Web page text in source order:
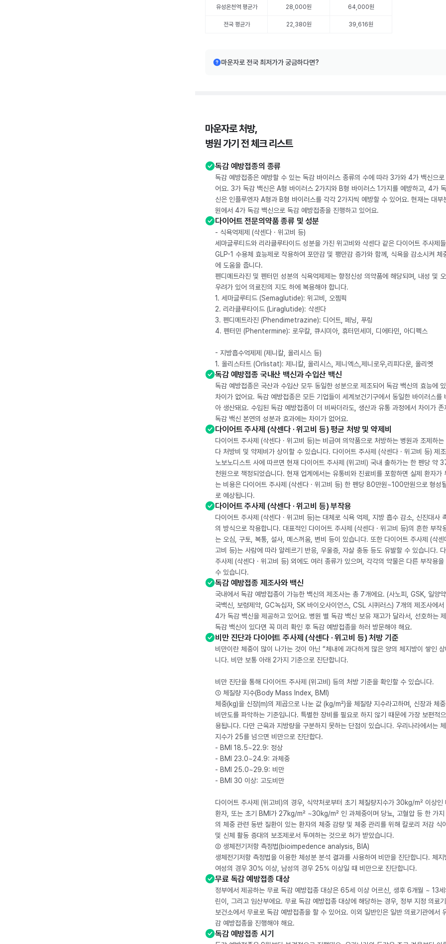
유성온천역평균가 28,000원 64,000원
전국 평균가 22,380원 39,616원
마운자로 전국 최저가가 궁금하다면?
마운자로 처방,
병원 가기 전 체크 리스트
독감 예방접종의 종류
독감 예방접종은 예방할 수 있는 독감 바이러스 종류의 수에 따라 3가와 4가 백신으로
어요. 3가 독감 백신은 A형 바이러스 2가지와 B형 바이러스 1가지를 예방하고, 4가
신은 인플루엔자 A형과 B형 바이러스를 각각 2가지씩 예방할 수 있어요. 현재는 대부
원에서 4가 독감 백신으로 독감 예방접종을 진행하고 있어요.
다이어트 전문의약품 종류 및 성분
- 식욕억제제 (삭센다 · 위고비 등)
세마글루티드와 리라클루타이드 성분을 가진 위고비와 삭센다 같은 다이어트 주사제
GLP-1 수용체 효능제로 작용하여 포만감 및 팽만감 증가와 함께, 식욕을 감소시켜 체
에 도움을 줍니다.
펜디메트라진 및 펜터민 성분의 식욕억제제는 향정신성 의약품에 해당되며, 내성 및
우려가 있어 의료진의 지도 하에 복용해야 합니다.
1. 세마글루티드 (Semaglutide): 위고비, 오젬픽
2. 리라클루타이드 (Liraglutide): 삭센다
3. 펜디메트라진 (Phendimetrazine): 디어트, 페닝, 푸링
4. 펜터민 (Phentermine): 로우칼, 큐시미아, 휴터민세미, 디에타민, 아디펙스
- 지방흡수억제제 (제니칼, 올리시스 등)
1. 올리스타트 (Orlistat): 제니칼, 올리시스, 제니엑스,제니로우,리피다운, 올리엣
독감 예방접종 국내산 백신과 수입산 백신
독감 예방접종은 국산과 수입산 모두 동일한 성분으로 제조되어 독감 백신의 효능에
차이가 없어요. 독감 예방접종은 모든 기업들이 세계보건기구에서 동일한 바이러스를
아 생산돼요. 수입된 독감 예방접종이 더 비싸더라도, 생산과 유통 과정에서 차이가 존
독감 백신 본연의 성분과 효과에는 차이가 없어요.
다이어트 주사제 (삭센다 · 위고비 등) 평균 처방 및 약제비
다이어트 주사제 (삭센다 · 위고비 등)는 비급여 의약품으로 처방하는 병원과 조제하는
다 처방비 및 약제비가 상이할 수 있습니다. 다이어트 주사제 (삭센다 · 위고비 등) 제
노보노디스트 사에 따르면 현재 다이어트 주사제 (위고비) 국내 출하가는 한 펜당 약
천원으로 책정되었습니다. 현재 업계에서는 유통비와 진료비를 포함하면 실제 환자가
는 비용은 다이어트 주사제 (삭센다 · 위고비 등) 한 펜당 80만원~100만원으로 형성
로 예상됩니다.
다이어트 주사제 (삭센다 · 위고비 등) 부작용
다이어트 주사제 (삭센다 · 위고비 등)는 대체로 식욕 억제, 지방 흡수 감소, 신진대사
의 방식으로 작용합니다. 대표적인 다이어트 주사제 (삭센다 · 위고비 등)의 흔한 부작
는 오심, 구토, 복통, 설사, 메스꺼움, 변비 등이 있습니다. 또한 다이어트 주사제 (삭센
고비 등)는 사람에 따라 알레르기 반응, 우울증, 자살 충동 등도 유발할 수 있습니다.
주사제 (삭센다 · 위고비 등) 외에도 여러 종류가 있으며, 각각의 약물은 다른 부작용을
수 있습니다.
독감 예방접종 제조사와 백신
국내에서 독감 예방접종이 가능한 백신의 제조사는 총 7개에요. (사노피, GSK, 일양
국백신, 보령제약, GC녹십자, SK 바이오사이언스, CSL 시퀴러스) 7개의 제조사에서
4가 독감 백신을 제공하고 있어요. 병원 별 독감 백신 보유 재고가 달라서, 선호하는
독감 백신이 있다면 꼭 미리 확인 후 독감 예방접종을 하러 방문해야 해요.
비만 진단과 다이어트 주사제 (삭센다 · 위고비 등) 처방 기준
비만이란 체중이 많이 나가는 것이 아닌 “체내에 과다하게 많은 양의 체지방이 쌓인
니다. 비만 보통 아래 2가지 기준으로 진단합니다.
비만 진단을 통해 다이어트 주사제 (위고비) 등의 처방 기준을 확인할 수 있습니다.
① 체질량 지수(Body Mass Index, BMI)
체중(kg)을 신장(m)의 제곱으로 나눈 값 (kg/m²)을 체질량 지수라고하며, 신장과 체
비만도를 파악하는 기준입니다. 특별한 장비를 필요로 하지 않기 때문에 가장 보편적
용됩니다. 다만 근육과 지방량을 구분하지 못하는 단점이 있습니다. 우리나라에서는
지수가 25를 넘으면 비만으로 진단합다.
- BMI 18.5~22.9: 정상
- BMI 23.0~24.9: 과체중
- BMI 25.0~29.9: 비만
- BMI 30 이상: 고도비만
다이어트 주사제 (위고비)의 경우, 식약처로부터 초기 체질량지수가 30kg/m² 이상인
환자, 또는 초기 BMI가 27kg/m² ~30kg/m² 인 과체중이며 당뇨, 고혈압 등 한 가지
의 체중 관련 동반 질환이 있는 환자의 체중 감량 및 체중 관리를 위해 칼로리 저감 식
및 신체 활동 증대의 보조제로서 투여하는 것으로 허가 받았습니다.
② 생체전기저항 측정법(bioimpedence analysis, BIA)
생체전기저항 측정법을 이용한 체성분 분석 결과를 사용하여 비만을 진단합니다. 체지
여성의 경우 30% 이상, 남성의 경우 25% 이상일 때 비만으로 진단합니다.
무료 독감 예방접종 대상
정부에서 제공하는 무료 독감 예방접종 대상은 65세 이상 어르신, 생후 6개월 ~ 13
린이, 그리고 임산부에요. 무료 독감 예방접종 대상에 해당하는 경우, 정부 지정 의료
보건소에서 무료로 독감 예방접종을 할 수 있어요. 이외 일반인은 일반 의료기관에서
감 예방접종을 진행해야 해요.
독감 예방접종 시기